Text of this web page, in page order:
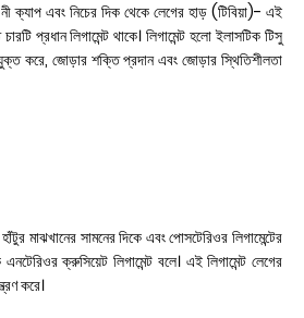
ক্যাপ এবং নিচের দিক থেকে লেগের হাড় (টিবিয়া)- এই
প্রধান লিগামেন্ট থাকে। লিগামেন্ট হলো ইলাসটিক টিসু
করে, জোড়ার শক্তি প্রদান এবং জোড়ার স্থিতিশীলতা
মাঝখানের সামনের দিকে এবং পোসটেরিওর লিগামেন্টের
ক্রুসিয়েট লিগামেন্ট বলে। এই লিগামেন্ট লেগের
করে।